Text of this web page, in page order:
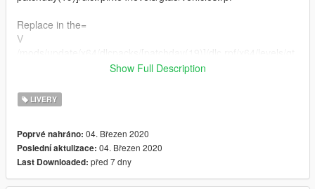
Replace in the=
V
@Gabrii
Show Full Description
LIVERY
Poprvé nahráno: 04. Březen 2020
Poslední aktulizace: 04. Březen 2020
Last Downloaded: před 7 dny